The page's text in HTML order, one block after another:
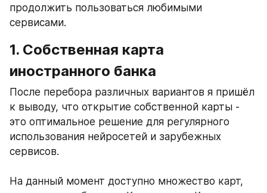
продолжить пользоваться любимыми
сервисами.
1. Собственная карта
иностранного банка
После перебора различных вариантов я пришёл
к выводу, что открытие собственной карты -
это оптимальное решение для регулярного
использования нейросетей и зарубежных
сервисов.
На данный момент доступно множество карт,